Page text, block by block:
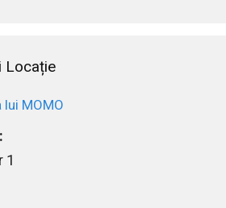
Locație
lui MOMO
1